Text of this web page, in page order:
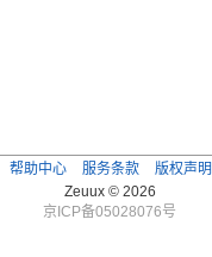
帮助中心 服务条款 版权声明
Zeuux © 2026
京ICP备05028076号